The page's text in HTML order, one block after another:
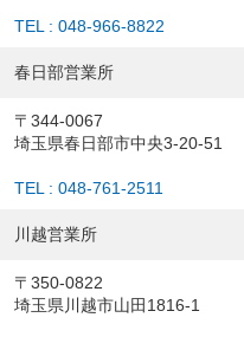
TEL : 048-966-8822
春日部営業所
〒344-0067
埼玉県春日部市中央3-20-51
TEL : 048-761-2511
川越営業所
〒350-0822
埼玉県川越市山田1816-1